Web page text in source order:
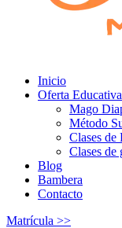
Inicio
Oferta Educativa
Mago
Método
Clases de
Clases
Blog
Bambera
Contacto
Matrícula >>